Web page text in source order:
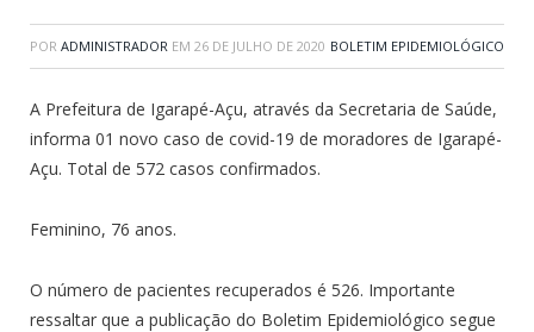
POR ADMINISTRADOR EM 26 DE JULHO DE 2020 BOLETIM EPIDEMIOLÓGICO
A Prefeitura de Igarapé-Açu, através da Secretaria de Saúde,
informa 01 novo caso de covid-19 de moradores de Igarapé-
Açu. Total de 572 casos confirmados.
Feminino, 76 anos.
O número de pacientes recuperados é 526. Importante
ressaltar que a publicação do Boletim Epidemiológico segue